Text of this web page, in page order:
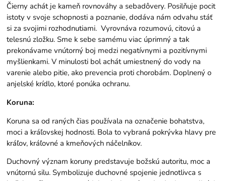
Čierny achát je kameň rovnováhy a sebadôvery. Posilňuje pocit
istoty v svoje schopnosti a poznanie, dodáva nám odvahu stáť
si za svojimi rozhodnutiami. Vyrovnáva rozumovú, citovú a
telesnú zložku. Sme k sebe samému viac úprimný a tak
prekonávame vnútorný boj medzi negatívnymi a pozitívnymi
myšlienkami. V minulosti bol achát umiestnený do vody na
varenie alebo pitie, ako prevencia proti chorobám. Doplnený o
anjelské krídlo, ktoré ponúka ochranu.
Koruna:
Koruna sa od raných čias používala na označenie bohatstva,
moci a kráľovskej hodnosti. Bola to vybraná pokrývka hlavy pre
kráľov, kráľovné a kmeňových náčelníkov.
Duchovný význam koruny predstavuje božskú autoritu, moc a
vnútornú silu. Symbolizuje duchovné spojenie jednotlivca s